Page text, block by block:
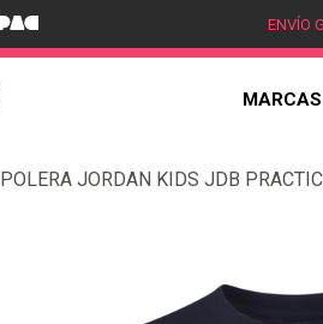
ENVÍO
MARCAS
POLERA JORDAN KIDS JDB